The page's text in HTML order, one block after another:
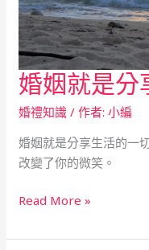
婚姻就是分
婚禮知識 / 作者:小編
婚姻就是分享生活的一
改變了你的微笑。
婚
姻
就
是
分
生
的
Read More »